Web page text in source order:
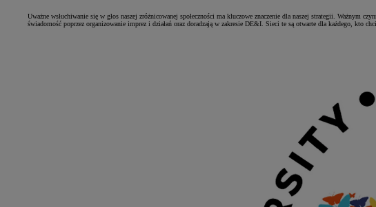
Uważne wsłuchiwanie się w głos naszej zróżnicowanej społeczności ma kluczowe znaczenie dla naszej strategii. Ważnym
świadomość poprzez organizowanie imprez i działań oraz doradzają w zakresie DE&I. Sieci te są otwarte dla każdego, kto